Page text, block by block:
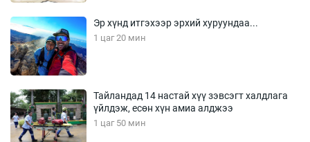
Эр хүнд итгэхээр эрхий хуруундаа...
1 цаг 20 мин
Тайландад 14 настай хүү зэвсэгт халдлага
үйлдэж, есөн хүн амиа алджээ
1 цаг 50 мин